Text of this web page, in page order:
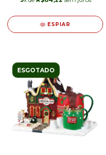
ESPIAR
ESGOTADO